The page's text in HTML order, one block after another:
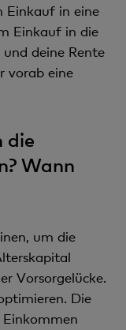
Einkauf in eine
Einkauf in die
deine Rente
vorab eine
die
Wann
um die
Vorsorgelücke.
Die